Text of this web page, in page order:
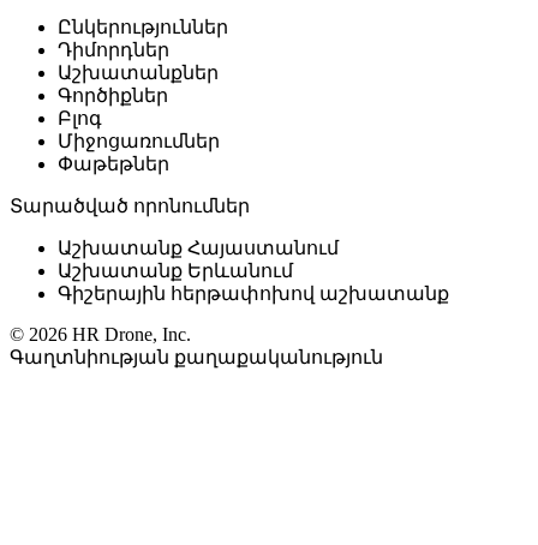
Ընկերություններ
Դիմորդներ
Աշխատանքներ
Գործիքներ
Բլոգ
Միջոցառումներ
Փաթեթներ
Տարածված որոնումներ
Աշխատանք Հայաստանում
Աշխատանք Երևանում
Գիշերային հերթափոխով աշխատանք
© 2026 HR Drone, Inc.
Գաղտնիության քաղաքականություն